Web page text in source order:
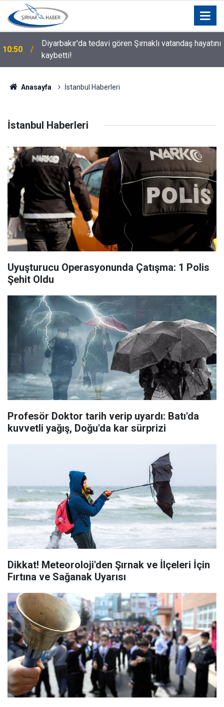
10:24
Yeşilay Şırnak Şubesi Sahaya İndi: Vatandaşlara
YEDAM Hizmetleri Anlatıldı
Anasayfa İstanbul Haberleri
İstanbul Haberleri
Uyuşturucu Operasyonunda Çatışma: 1 Polis
Şehit Oldu
Profesör Doktor tarih verip uyardı: Batı'da
kuvvetli yağış, Doğu'da kar sürprizi
Dikkat! Meteoroloji'den Şırnak ve İlçeleri İçin
Fırtına ve Sağanak Uyarısı